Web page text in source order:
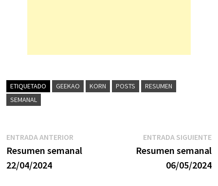
ETIQUETADO GEEKAO KORN POSTS
RESUMEN
SEMANAL
Navegación
de
entradas
ENTRADA ANTERIOREntrada
anterior:
Resumen semanal
22/04/2024
ENTRADA SIGUIENTE
Resumen semanal
06/05/2024